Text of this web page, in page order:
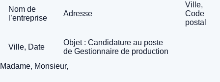
Nom de
l’entreprise
Adresse
Ville,
Code
postal
Ville, Date
Objet : Candidature au poste
de Gestionnaire de production
Madame, Monsieur,